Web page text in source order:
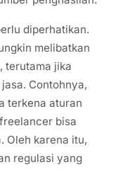
diperhatikan.
melibatkan
terutama jika
Contohnya,
terkena aturan
bisa
Oleh karena itu,
regulasi yang